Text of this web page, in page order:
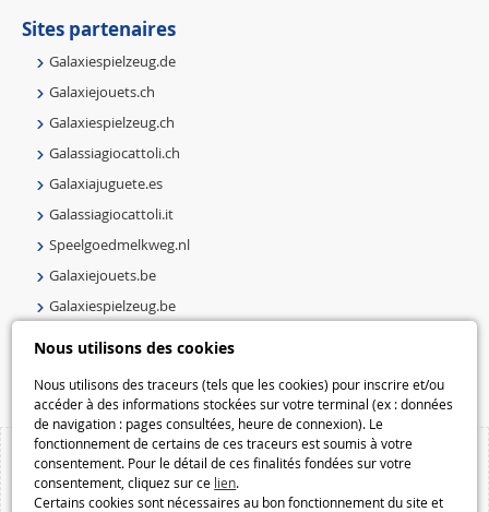
Nous utilisons des cookies
Nous utilisons des traceurs (tels que les cookies) pour inscrire et/ou
accéder à des informations stockées sur votre terminal (ex : données
de navigation : pages consultées, heure de connexion). Le
fonctionnement de certains de ces traceurs est soumis à votre
consentement. Pour le détail de ces finalités fondées sur votre
consentement, cliquez sur ce lien.
Certains cookies sont nécessaires au bon fonctionnement du site et
Sites partenaires
Galaxiespielzeug.de
Galaxiejouets.ch
Galaxiespielzeug.ch
Galassiagiocattoli.ch
Galaxiajuguete.es
Galassiagiocattoli.it
Speelgoedmelkweg.nl
Galaxiejouets.be
Galaxiespielzeug.be